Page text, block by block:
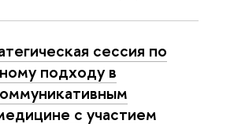
сессия по
подходу в
с участием